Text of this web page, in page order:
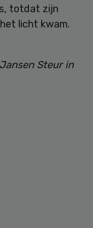
totdat zijn
licht kwam.
Steur in